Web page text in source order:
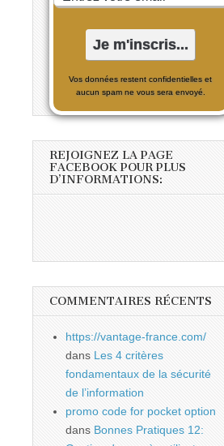
Vos données restent confidentielles et
aucun spam ne vous sera envoyé.
REJOIGNEZ LA PAGE
FACEBOOK POUR PLUS
D’INFORMATIONS:
COMMENTAIRES RÉCENTS
https://vantage-france.com/
dans Les 4 critères
fondamentaux de la sécurité
de l’information
promo code for pocket option
dans Bonnes Pratiques 12: